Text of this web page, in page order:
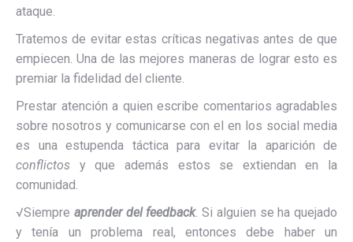
ataque.
Tratemos de evitar estas críticas negativas antes de que
empiecen. Una de las mejores maneras de lograr esto es
premiar la fidelidad del cliente.
Prestar atención a quien escribe comentarios agradables
sobre nosotros y comunicarse con el en los social media
es una estupenda táctica para evitar la aparición de
conflictos y que además estos se extiendan en la
comunidad.
√Siempre aprender del feedback. Si alguien se ha quejado
y tenía un problema real, entonces debe haber un